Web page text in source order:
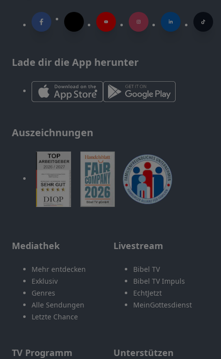
Lade dir die App herunter
Auszeichnungen
Mediathek
Mehr entdecken
Exklusiv
Genres
Alle Sendungen
Letzte Chance
Livestream
Bibel TV
Bibel TV Impuls
EchtJetzt
MeinGottesdienst
TV Programm Unterstützen